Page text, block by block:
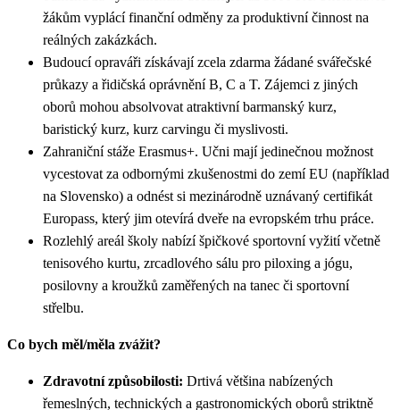
žákům vyplácí finanční odměny za produktivní činnost na
reálných zakázkách.
Budoucí opraváři získávají zcela zdarma žádané svářečské
průkazy a řidičská oprávnění B, C a T. Zájemci z jiných
oborů mohou absolvovat atraktivní barmanský kurz,
baristický kurz, kurz carvingu či myslivosti.
Zahraniční stáže Erasmus+. Učni mají jedinečnou možnost
vycestovat za odbornými zkušenostmi do zemí EU (například
na Slovensko) a odnést si mezinárodně uznávaný certifikát
Europass, který jim otevírá dveře na evropském trhu práce.
Rozlehlý areál školy nabízí špičkové sportovní vyžití včetně
tenisového kurtu, zrcadlového sálu pro piloxing a jógu,
posilovny a kroužků zaměřených na tanec či sportovní
střelbu.
Co bych měl/měla zvážit?
Zdravotní způsobilosti: Drtivá většina nabízených
řemeslných, technických a gastronomických oborů striktně